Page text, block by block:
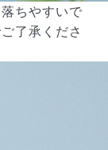
ちやすいで
了承くださ